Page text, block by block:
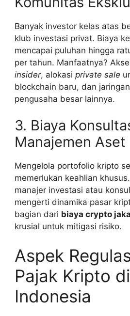
Banyak investor kelas atas
klub investasi privat. Biaya
mencapai puluhan hingga
per tahun. Manfaatnya?
insider, alokasi private sale
blockchain baru, dan
pengusaha besar lainnya.
3. Biaya
Manajemen Aset
Mengelola portofolio kripto
memerlukan keahlian
manajer investasi atau
mengerti dinamika pasar
bagian dari biaya crypto
krusial untuk mitigasi risiko.
Aspek
Pajak Kripto di
Indonesia